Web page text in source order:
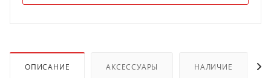
ОПИСАНИЕ АКСЕССУАРЫ НАЛИЧИЕ